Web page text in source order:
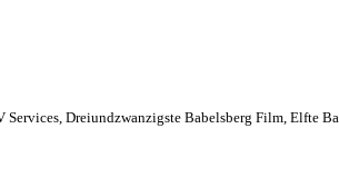
Dreiundzwanzigste Babelsberg Film, Elfte